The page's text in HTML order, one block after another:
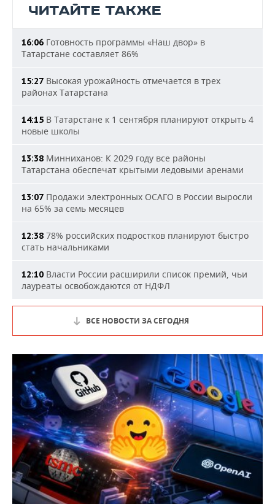
ЧИТАЙТЕ ТАКЖЕ
16:06 Готовность программы «Наш двор» в
Татарстане составляет 86%
15:27 Высокая урожайность отмечается в трех
районах Татарстана
14:15 В Татарстане к 1 сентября планируют открыть 4
новые школы
13:38 Минниханов: К 2029 году все районы
Татарстана обеспечат крытыми ледовыми аренами
13:07 Продажи электронных ОСАГО в России выросли
на 65% за семь месяцев
12:38 78% российских подростков планируют быстро
стать начальниками
12:10 Власти России расширили список премий, чьи
лауреаты освобождаются от НДФЛ
ВСЕ НОВОСТИ ЗА СЕГОДНЯ